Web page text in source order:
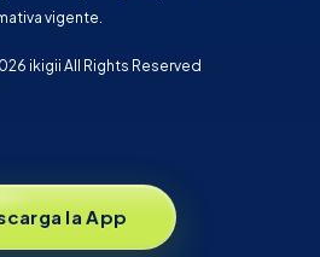
la App
vigente.
ikigii All Rights Reserved